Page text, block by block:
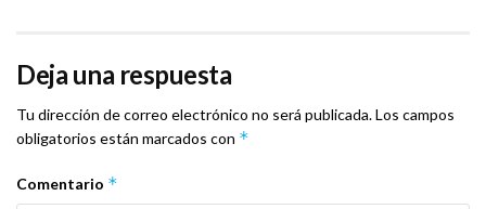
Deja una respuesta
Tu dirección de correo electrónico no será publicada.Los campos
obligatorios están marcados con *
Comentario *